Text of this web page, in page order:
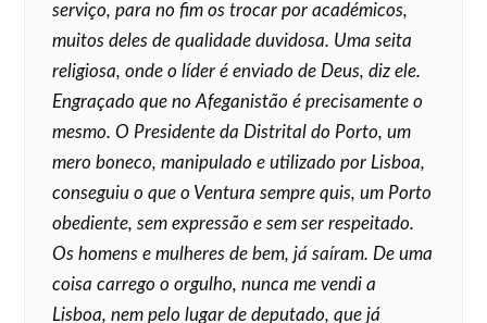
serviço, para no fim os trocar por académicos,
muitos deles de qualidade duvidosa. Uma seita
religiosa, onde o líder é enviado de Deus, diz ele.
Engraçado que no Afeganistão é precisamente o
mesmo. O Presidente da Distrital do Porto, um
mero boneco, manipulado e utilizado por Lisboa,
conseguiu o que o Ventura sempre quis, um Porto
obediente, sem expressão e sem ser respeitado.
Os homens e mulheres de bem, já saíram. De uma
coisa carrego o orgulho, nunca me vendi a
Lisboa, nem pelo lugar de deputado, que já